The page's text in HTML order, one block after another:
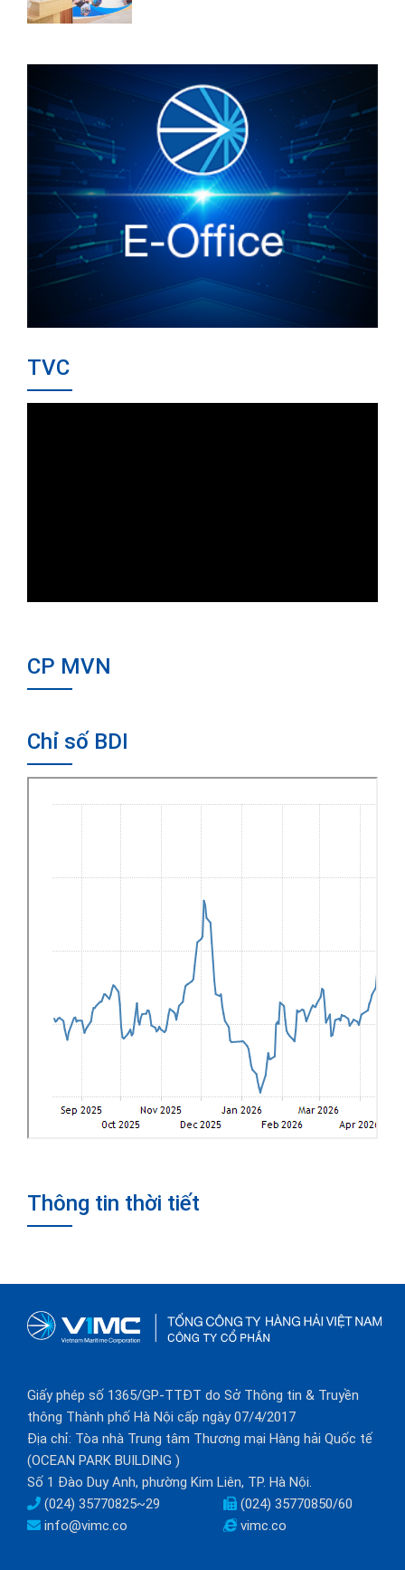
TVC
CP MVN
Chỉ số BDI
Thông tin thời tiết
Giấy phép số 1365/GP-TTĐT do Sở Thông tin & Truyền
thông Thành phố Hà Nội cấp ngày 07/4/2017
Địa chỉ: Tòa nhà Trung tâm Thương mại Hàng hải Quốc tế
(OCEAN PARK BUILDING )
Số 1 Đào Duy Anh, phường Kim Liên, TP. Hà Nội.
(024) 35770825~29
(024) 35770850/60
info@vimc.co
vimc.co